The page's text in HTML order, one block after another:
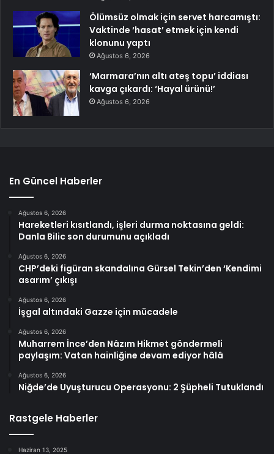
Ölümsüz olmak için servet harcamıştı:
Vaktinde ‘hasat’ etmek için kendi
klonunu yaptı
Ağustos 6, 2026
‘Marmara’nın altı ateş topu’ iddiası
kavga çıkardı: ‘Hayal ürünü!’
Ağustos 6, 2026
En Güncel Haberler
Ağustos 6, 2026
Hareketleri kısıtlandı, işleri durma noktasına geldi:
Danla Bilic son durumunu açıkladı
Ağustos 6, 2026
CHP’deki figüran skandalına Gürsel Tekin’den ‘Kendimi
asarım’ çıkışı
Ağustos 6, 2026
İşgal altındaki Gazze için mücadele
Ağustos 6, 2026
Muharrem İnce’den Nâzım Hikmet göndermeli
paylaşım: Vatan hainliğine devam ediyor hâlâ
Ağustos 6, 2026
Niğde’de Uyuşturucu Operasyonu: 2 Şüpheli Tutuklandı
Rastgele Haberler
Haziran 13, 2025